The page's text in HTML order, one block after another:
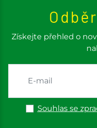
Získejte přehled o
Souhlas se